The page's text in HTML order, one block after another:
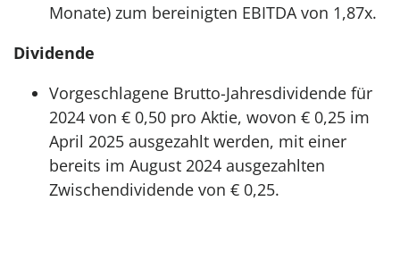
Monate) zum bereinigten EBITDA von 1,87x.
Dividende
Vorgeschlagene Brutto-Jahresdividende für
2024 von € 0,50 pro Aktie, wovon € 0,25 im
April 2025 ausgezahlt werden, mit einer
bereits im August 2024 ausgezahlten
Zwischendividende von € 0,25.